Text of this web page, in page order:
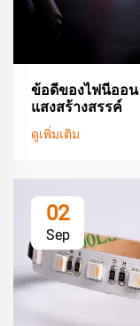
ข้อดีของไฟนีออน
แสงสร้างสรรค์
ดูเพิ่มเติม
02
Sep